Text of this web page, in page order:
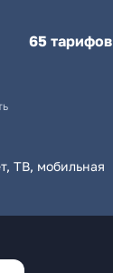
65 тарифов
ТВ, мобильная